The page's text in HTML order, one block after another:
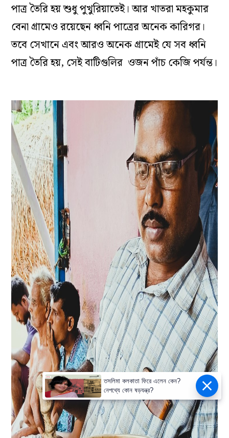
পাত্র তৈরি হয় শুধু পুখুরিয়াতেই। আর খাতরা মহকুমার
বেনা গ্রামেও রয়েছেন ধ্বনি পাত্রের অনেক কারিগর।
তবে সেখানে এবং আরও অনেক গ্রামেই যে সব ধ্বনি
পাত্র তৈরি হয়, সেই বাটিগুলির ওজন পাঁচ কেজি পর্যন্ত।
তসলিমা কলকাতা ফিরে এলেন কেন?
নেপথ্যে কোন ষড়যন্ত্র?